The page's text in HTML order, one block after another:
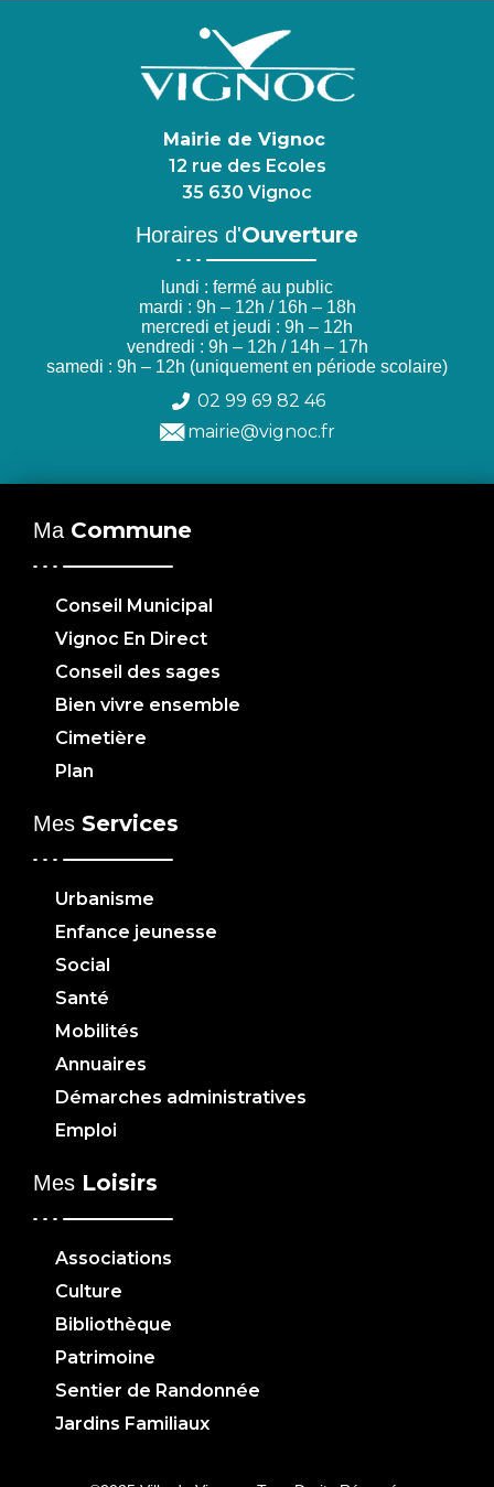
Mairie de Vignoc
12 rue des Ecoles
35 630 Vignoc
Horaires d'Ouverture
lundi : fermé au public
mardi : 9h – 12h / 16h – 18h
mercredi et jeudi : 9h – 12h
vendredi : 9h – 12h / 14h – 17h
samedi : 9h – 12h (uniquement en période scolaire)
02 99 69 82 46
mairie@vignoc.fr
Ma Commune
Conseil Municipal
Vignoc En Direct
Conseil des sages
Bien vivre ensemble
Cimetière
Plan
Mes Services
Urbanisme
Enfance jeunesse
Social
Santé
Mobilités
Annuaires
Démarches administratives
Emploi
Mes Loisirs
Associations
Culture
Bibliothèque
Patrimoine
Sentier de Randonnée
Jardins Familiaux